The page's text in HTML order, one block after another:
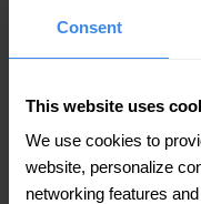
Consent
This website uses
We use cookies to
website, personalize
networking features
переглядати
Отримати